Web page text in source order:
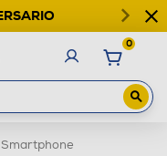
0
Smartphone